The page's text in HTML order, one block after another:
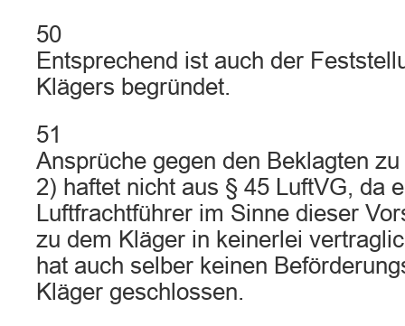
50
Entsprechend ist auch der
Klägers begründet.
51
Ansprüche gegen den Beklagten
2) haftet nicht aus § 45 LuftVG, da
Luftfrachtführer im Sinne dieser
zu dem Kläger in keinerlei
hat auch selber keinen
Kläger geschlossen.